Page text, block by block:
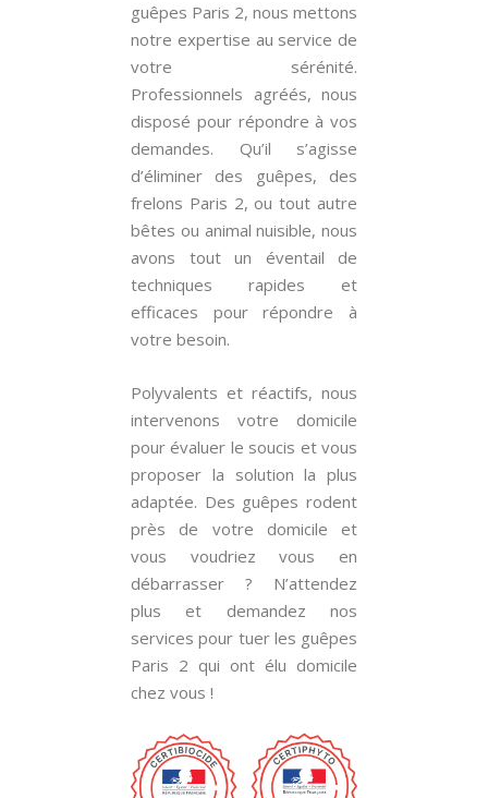
guêpes Paris 2, nous mettons
notre expertise au service de
votre sérénité.
Professionnels agréés, nous
disposé pour répondre à vos
demandes. Qu’il s’agisse
d’éliminer des guêpes, des
frelons Paris 2, ou tout autre
bêtes ou animal nuisible, nous
avons tout un éventail de
techniques rapides et
efficaces pour répondre à
votre besoin.
Polyvalents et réactifs, nous
intervenons votre domicile
pour évaluer le soucis et vous
proposer la solution la plus
adaptée. Des guêpes rodent
près de votre domicile et
vous voudriez vous en
débarrasser ? N’attendez
plus et demandez nos
services pour tuer les guêpes
Paris 2 qui ont élu domicile
chez vous !